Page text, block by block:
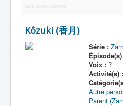
More Joomla Extensions
Kôzuki (香月)
Série :
Voix :?
Activité(s) :
Autre
Parent